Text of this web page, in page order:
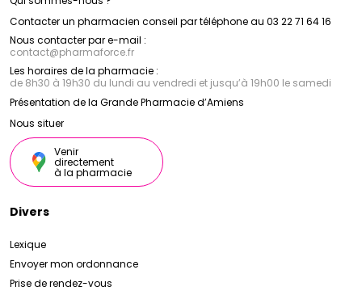
Contacter un pharmacien conseil par téléphone au 03 22 71 64 16
Nous contacter par e-mail :
contact@pharmaforce.fr
Les horaires de la pharmacie :
de 8h30 à 19h30 du lundi au vendredi et jusqu’à 19h00 le samedi
Présentation de la Grande Pharmacie d’Amiens
Nous situer
Venir
directement
à la pharmacie
Divers
Lexique
Envoyer mon ordonnance
Prise de rendez-vous